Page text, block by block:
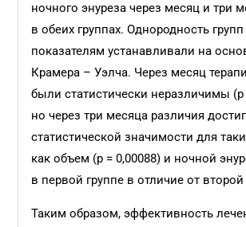
ночного энуреза через месяц и три
в обеих группах. Однородность
показателям устанавливали на
Крамера – Уэлча. Через месяц
были статистически неразличимы (p
но через три месяца различия
статистической значимости для
как объем (p = 0,00088) и ночной
в первой группе в отличие от второй
Таким образом, эффективность